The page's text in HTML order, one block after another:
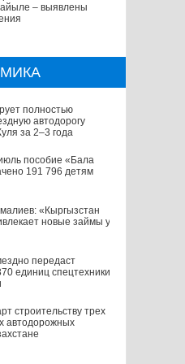
айыле – выявлены
полностью
автодорогу
за 2–3 года
пособие «Бала
191 796 детям
«Кыргызстан
новые займы у
передаст
единиц спецтехники
строительству трех
автодорожных